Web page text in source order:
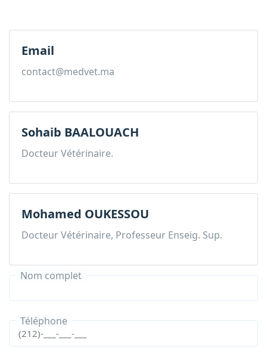
Email
contact@medvet.ma
Sohaib BAALOUACH
Docteur Vétérinaire.
Mohamed OUKESSOU
Docteur Vétérinaire, Professeur Enseig. Sup.
Nom complet
Téléphone